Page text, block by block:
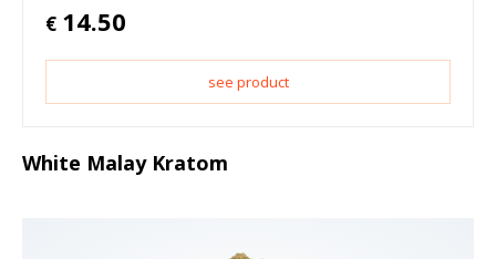
€ 14.50
see product
White Malay Kratom